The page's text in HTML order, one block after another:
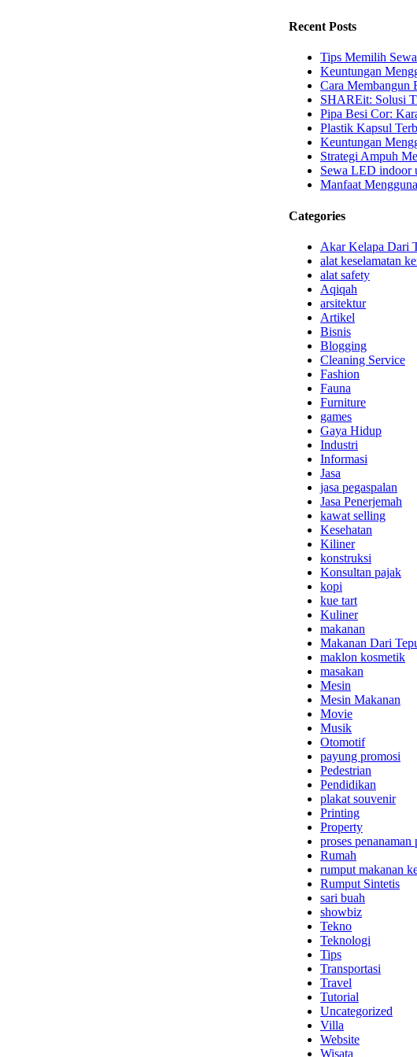
Recent Posts
Tips Memilih
Keuntungan
Cara Membangun
SHAREit: Solusi
Pipa Besi Cor:
Plastik Kapsul
Keuntungan
Strategi Ampuh
Sewa LED indoor
Manfaat
Categories
Akar Kelapa Dari
alat keselamatan
alat safety
Aqiqah
arsitektur
Artikel
Bisnis
Blogging
Cleaning Service
Fashion
Fauna
Furniture
games
Gaya Hidup
Industri
Informasi
Jasa
jasa pegaspalan
Jasa Penerjemah
kawat selling
Kesehatan
Kiliner
konstruksi
Konsultan pajak
kopi
kue tart
Kuliner
makanan
Makanan Dari
maklon kosmetik
masakan
Mesin
Mesin Makanan
Movie
Musik
Otomotif
payung promosi
Pedestrian
Pendidikan
plakat souvenir
Printing
Property
proses penanaman
Rumah
rumput makanan
Rumput Sintetis
sari buah
showbiz
Tekno
Teknologi
Tips
Transportasi
Travel
Tutorial
Uncategorized
Villa
Website
Wisata